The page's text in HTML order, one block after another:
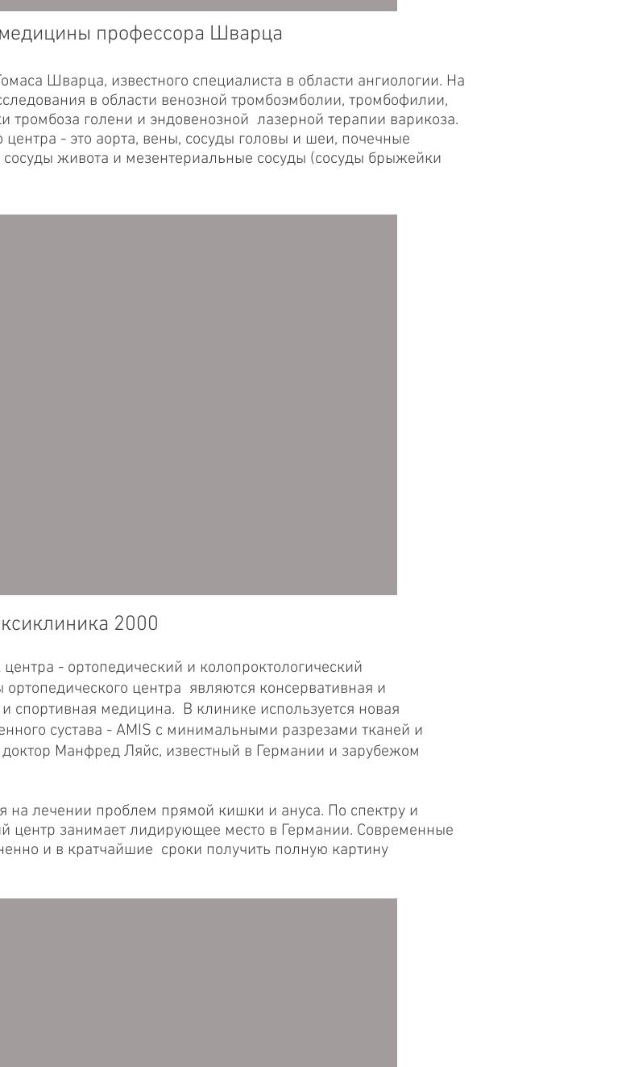
медицины профессора Шварца
Шварца, известного специалиста в области ангиологии. На
в области венозной тромбоэмболии, тромбофилии,
тромбоза голени и эндовенозной лазерной терапии варикоза.
- это аорта, вены, сосуды головы и шеи, почечные
сосуды живота и мезентериальные сосуды (сосуды брыжейки
2000
- ортопедический и колопроктологический
центра являются консервативная и
спортивная медицина. В клинике используется новая
сустава - AMIS с минимальными разрезами тканей и
Манфред Ляйс, известный в Германии и зарубежом
на лечении проблем прямой кишки и ануса. По спектру и
центр занимает лидирующее место в Германии. Современные
и в кратчайшие сроки получить полную картину